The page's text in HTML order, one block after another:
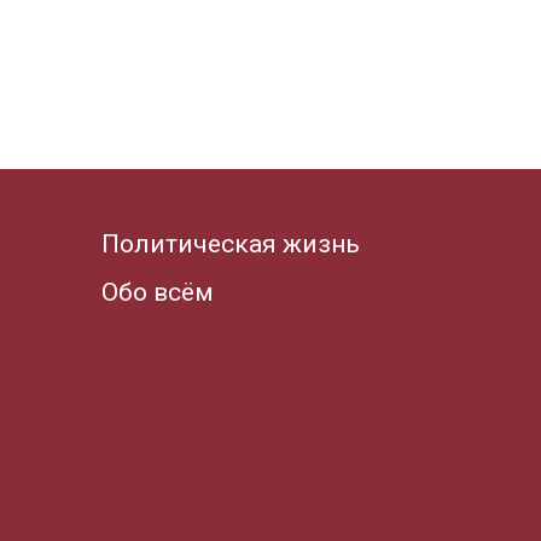
Политическая жизнь
Обо всём